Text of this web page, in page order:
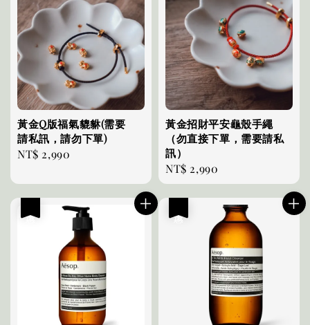
黃金Q版福氣貔貅(需要
請私訊，請勿下單)
Regular
NT$ 2,990
黃金招財平安龜殼手繩
（勿直接下單，需要請私
訊）
Regular
price
NT$ 2,990